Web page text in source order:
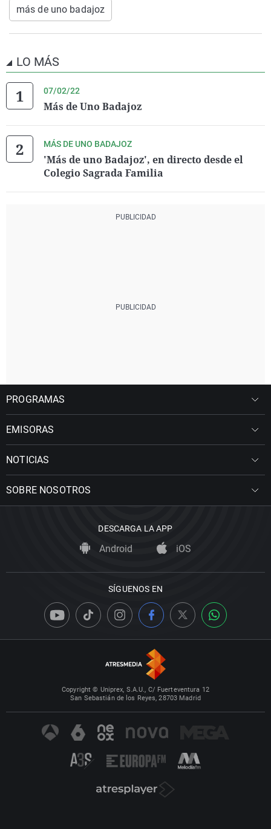
más de uno badajoz
LO MÁS
07/02/22
Más de Uno Badajoz
MÁS DE UNO BADAJOZ
'Más de uno Badajoz', en directo desde el
Colegio Sagrada Familia
PROGRAMAS
EMISORAS
NOTICIAS
SOBRE NOSOTROS
DESCARGA LA APP
Android iOS
SÍGUENOS EN
Copyright © Uniprex, S.A.U., C/ Fuerteventura 12
San Sebastián de los Reyes, 28703 Madrid